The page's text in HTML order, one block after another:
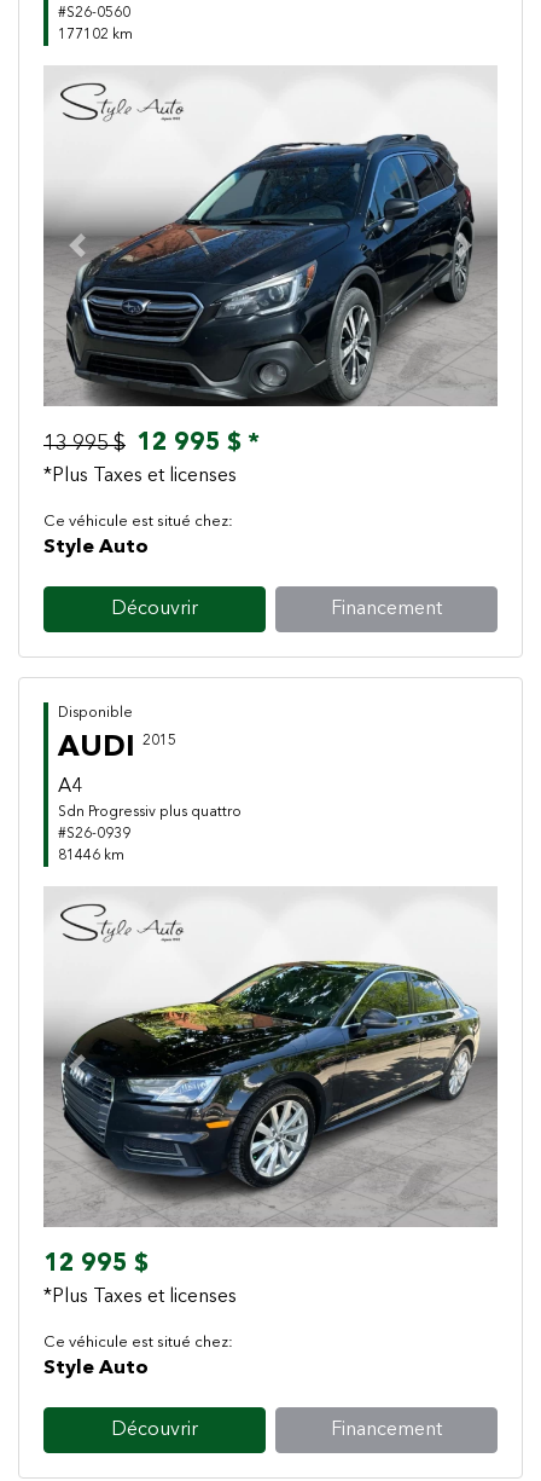
#S26-0560
177102 km
Previous Next
13 995 $ 12 995 $ *
*Plus Taxes et licenses
Ce véhicule est situé chez:
Style Auto
Découvrir Financement
Disponible
AUDI 2015
A4
Sdn Progressiv plus quattro
#S26-0939
81446 km
Previous Next
12 995 $
*Plus Taxes et licenses
Ce véhicule est situé chez:
Style Auto
Découvrir Financement